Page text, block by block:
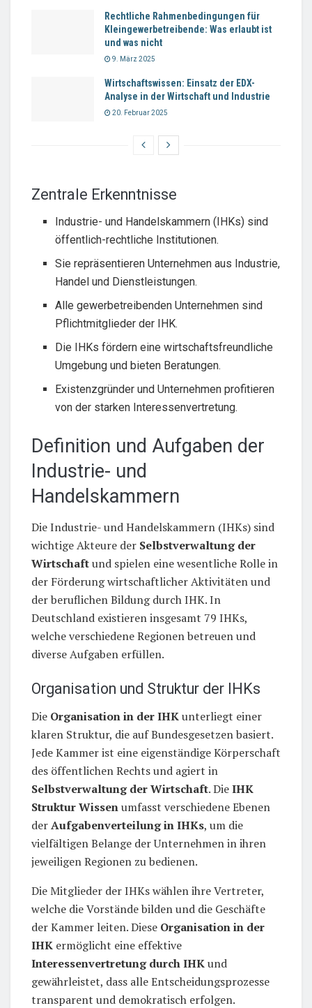
Rechtliche Rahmenbedingungen für
Kleingewerbetreibende: Was erlaubt ist
und was nicht
9. März 2025
Wirtschaftswissen: Einsatz der EDX-
Analyse in der Wirtschaft und Industrie
20. Februar 2025
Zentrale Erkenntnisse
Industrie- und Handelskammern (IHKs) sind
öffentlich-rechtliche Institutionen.
Sie repräsentieren Unternehmen aus Industrie,
Handel und Dienstleistungen.
Alle gewerbetreibenden Unternehmen sind
Pflichtmitglieder der IHK.
Die IHKs fördern eine wirtschaftsfreundliche
Umgebung und bieten Beratungen.
Existenzgründer und Unternehmen profitieren
von der starken Interessenvertretung.
Definition und Aufgaben der
Industrie- und
Handelskammern
Die Industrie- und Handelskammern (IHKs) sind
wichtige Akteure der Selbstverwaltung der
Wirtschaftund spielen eine wesentliche Rolle in
der Förderung wirtschaftlicher Aktivitäten und
der beruflichen Bildung durch IHK. In
Deutschland existieren insgesamt 79 IHKs,
welche verschiedene Regionen betreuen und
diverse Aufgaben erfüllen.
Organisation und Struktur der IHKs
Die Organisation in der IHKunterliegt einer
klaren Struktur, die auf Bundesgesetzen basiert.
Jede Kammer ist eine eigenständige Körperschaft
des öffentlichen Rechts und agiert in
Selbstverwaltung der Wirtschaft. DieIHK
Struktur Wissenumfasst verschiedene Ebenen
derAufgabenverteilung in IHKs, um die
vielfältigen Belange der Unternehmen in ihren
jeweiligen Regionen zu bedienen.
Die Mitglieder der IHKs wählen ihre Vertreter,
welche die Vorstände bilden und die Geschäfte
der Kammer leiten. Diese Organisation in der
IHK ermöglicht eine effektive
Interessenvertretung durch IHKund
gewährleistet, dass alle Entscheidungsprozesse
transparent und demokratisch erfolgen.